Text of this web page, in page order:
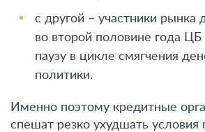
с другой – участники рынка
во второй половине года
паузу в цикле смягчения
политики.
Именно поэтому кредитные
спешат резко ухудшать условия